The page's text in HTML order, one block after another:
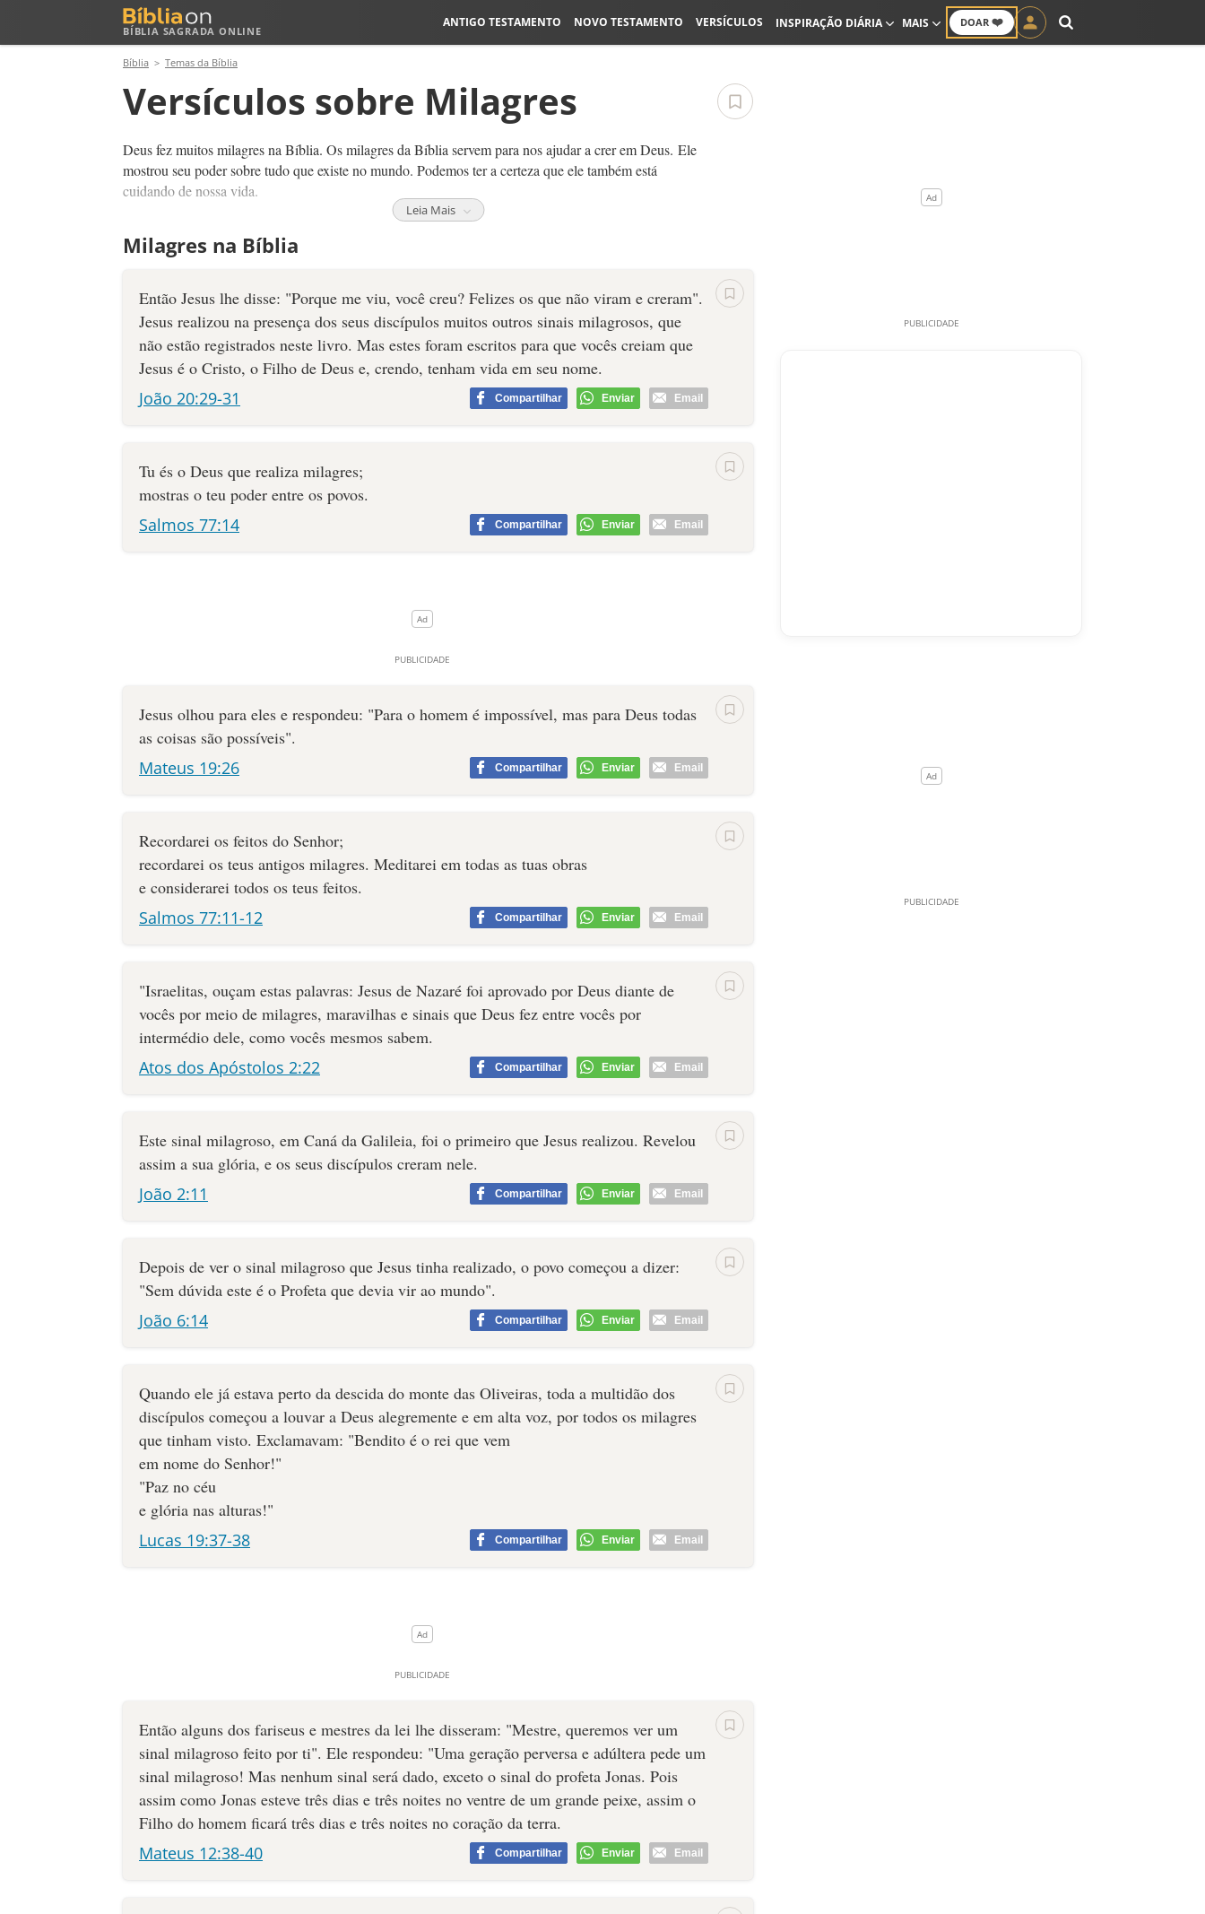
BÍBLIA SAGRADA ONLINE
DOAR ❤️
ANTIGO TESTAMENTO NOVO TESTAMENTO VERSÍCULOS INSPIRAÇÃO DIÁRIA MAIS
Bíblia Temas da Bíblia
Versículos sobre Milagres
Deus fez muitos milagres na Bíblia. Os milagres da Bíblia servem para nos ajudar a crer em Deus. Ele
mostrou seu poder sobre tudo que existe no mundo. Podemos ter a certeza que ele também está
cuidando de nossa vida.
Deus não muda, ele ainda tem poder sobre tudo que existe.
Deus faz o possível e o impossível! Se crermos, ele pode fazer milagres. Mas a incredulidade impede
Leia Mais
Milagres na Bíblia
Então Jesus lhe disse: "Porque me viu, você creu? Felizes os que não viram e creram".
Jesus realizou na presença dos seus discípulos muitos outros sinais milagrosos, que
não estão registrados neste livro. Mas estes foram escritos para que vocês creiam que
Jesus é o Cristo, o Filho de Deus e, crendo, tenham vida em seu nome.
João 20:29-31
Compartilhar Enviar Email
Tu és o Deus que realiza milagres;
mostras o teu poder entre os povos.
Salmos 77:14
Compartilhar Enviar Email
Jesus olhou para eles e respondeu: "Para o homem é impossível, mas para Deus todas
as coisas são possíveis".
Mateus 19:26
Compartilhar Enviar Email
Recordarei os feitos do Senhor;
recordarei os teus antigos milagres. Meditarei em todas as tuas obras
e considerarei todos os teus feitos.
Salmos 77:11-12
Compartilhar Enviar Email
"Israelitas, ouçam estas palavras: Jesus de Nazaré foi aprovado por Deus diante de
vocês por meio de milagres, maravilhas e sinais que Deus fez entre vocês por
intermédio dele, como vocês mesmos sabem.
Atos dos Apóstolos 2:22
Compartilhar Enviar Email
Este sinal milagroso, em Caná da Galileia, foi o primeiro que Jesus realizou. Revelou
assim a sua glória, e os seus discípulos creram nele.
João 2:11
Compartilhar Enviar Email
Depois de ver o sinal milagroso que Jesus tinha realizado, o povo começou a dizer:
"Sem dúvida este é o Profeta que devia vir ao mundo".
João 6:14
Compartilhar Enviar Email
Quando ele já estava perto da descida do monte das Oliveiras, toda a multidão dos
discípulos começou a louvar a Deus alegremente e em alta voz, por todos os milagres
que tinham visto. Exclamavam: "Bendito é o rei que vem
em nome do Senhor!"
"Paz no céu
e glória nas alturas!"
Lucas 19:37-38
Compartilhar Enviar Email
Então alguns dos fariseus e mestres da lei lhe disseram: "Mestre, queremos ver um
sinal milagroso feito por ti". Ele respondeu: "Uma geração perversa e adúltera pede um
sinal milagroso! Mas nenhum sinal será dado, exceto o sinal do profeta Jonas. Pois
assim como Jonas esteve três dias e três noites no ventre de um grande peixe, assim o
Filho do homem ficará três dias e três noites no coração da terra.
Mateus 12:38-40
Compartilhar Enviar Email